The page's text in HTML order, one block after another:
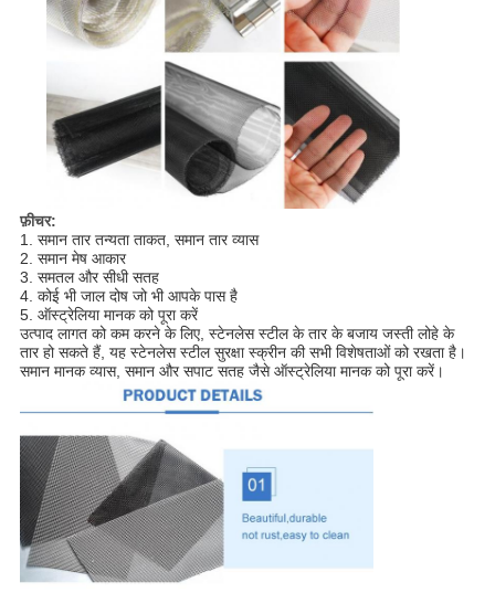
फ़ीचर:
1. समान तार तन्यता ताकत, समान तार व्यास
2. समान मेष आकार
3. समतल और सीधी सतह
4. कोई भी जाल दोष जो भी आपके पास है
5. ऑस्ट्रेलिया मानक को पूरा करें
उत्पाद लागत को कम करने के लिए, स्टेनलेस स्टील के तार के बजाय जस्ती लोहे के
तार हो सकते हैं, यह स्टेनलेस स्टील सुरक्षा स्क्रीन की सभी विशेषताओं को रखता है।
समान मानक व्यास, समान और सपाट सतह जैसे ऑस्ट्रेलिया मानक को पूरा करें।